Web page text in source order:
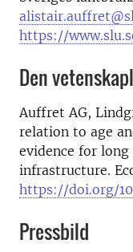
https://
Den
Auffret AG,
relation to age
evidence for
infrastructure.
https://doi.org/
Pressbild